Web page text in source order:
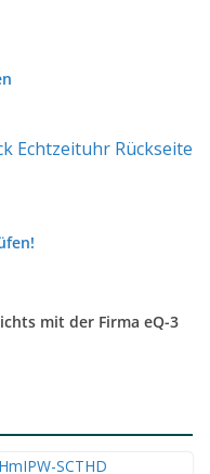
mit der Firma eQ-3